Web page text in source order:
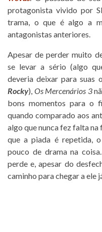
protagonista vivido por
trama, o que é algo a
antagonistas anteriores.
Apesar de perder muito
se levar a sério (algo
deveria deixar para suas
Rocky), Os Mercenários 3
bons momentos para o
quando comparado aos
algo que nunca fez falta na
que a piada é repetida,
pouco de drama na
perde e, apesar do
caminho para chegar a ele